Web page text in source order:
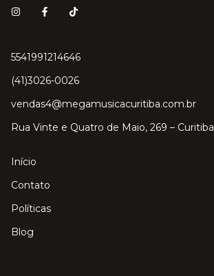
5541991214646
(41)3026-0026
vendas4@megamusicacuritiba.com.br
Rua Vinte e Quatro de Maio, 269 – Curitiba
Início
Contato
Políticas
Blog